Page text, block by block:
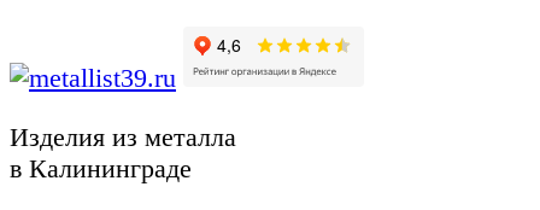
Изделия из металла
в Калининграде